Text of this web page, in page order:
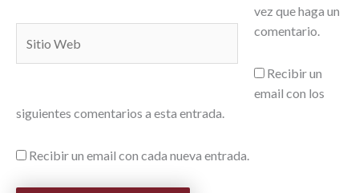
Web
vez que haga un
comentario.
Recibir un
email con los
siguientes comentarios a esta entrada.
Recibir un email con cada nueva entrada.